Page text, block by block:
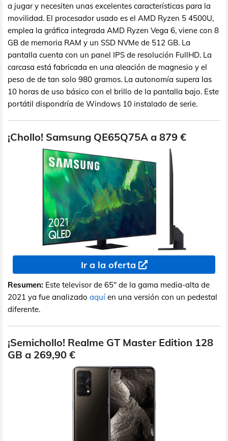
a jugar y necesiten unas excelentes características para la
movilidad. El procesador usado es el AMD Ryzen 5 4500U,
emplea la gráfica integrada AMD Ryzen Vega 6, viene con 8
GB de memoria RAM y un SSD NVMe de 512 GB. La
pantalla cuenta con un panel IPS de resolución FullHD. La
carcasa está fabricada en una aleación de magnesio y el
peso de de tan solo 980 gramos. La autonomía supera las
10 horas de uso básico con el brillo de la pantalla bajo. Este
portátil dispondría de Windows 10 instalado de serie.
¡Chollo! Samsung QE65Q75A a 879 €
Ir a la oferta
Resumen: Este televisor de 65" de la gama media-alta de
2021 ya fue analizado aquí en una versión con un pedestal
diferente.
¡Semichollo! Realme GT Master Edition 128
GB a 269,90 €